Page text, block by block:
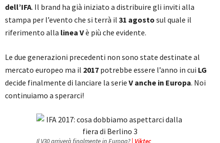
dell’IFA. Il brand ha già iniziato a distribuire gli inviti alla
stampa per l’evento che si terrà il 31 agosto sul quale il
riferimento alla linea Vè più che evidente.
Le due generazioni precedenti non sono state destinate al
mercato europeo ma il 2017 potrebbe essere l’anno in cui LG
decide finalmente di lanciare la serie V anche in Europa. Noi
continuiamo a sperarci!